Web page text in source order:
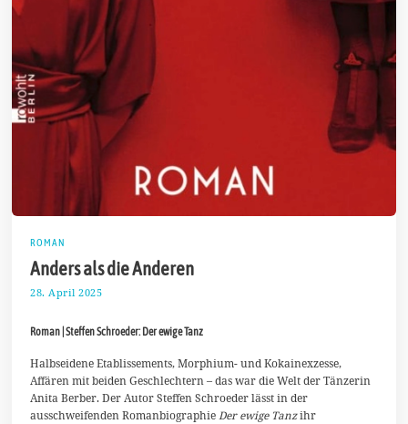
ROMAN
Anders als die Anderen
28. April 2025
M
i
2
0
2
5
Roman | Steffen Schroeder: Der ewige Tanz
Halbseidene Etablissements, Morphium- und Kokainexzesse,
Affären mit beiden Geschlechtern – das war die Welt der Tänzerin
Anita Berber. Der Autor Steffen Schroeder lässt in der
ausschweifenden Romanbiographie Der ewige Tanzihr